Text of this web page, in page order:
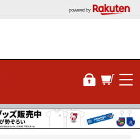
powered by